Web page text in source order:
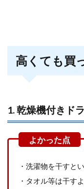
高くても買
1. 乾燥機付きド
・洗濯物を干すと
・タオル等は干す